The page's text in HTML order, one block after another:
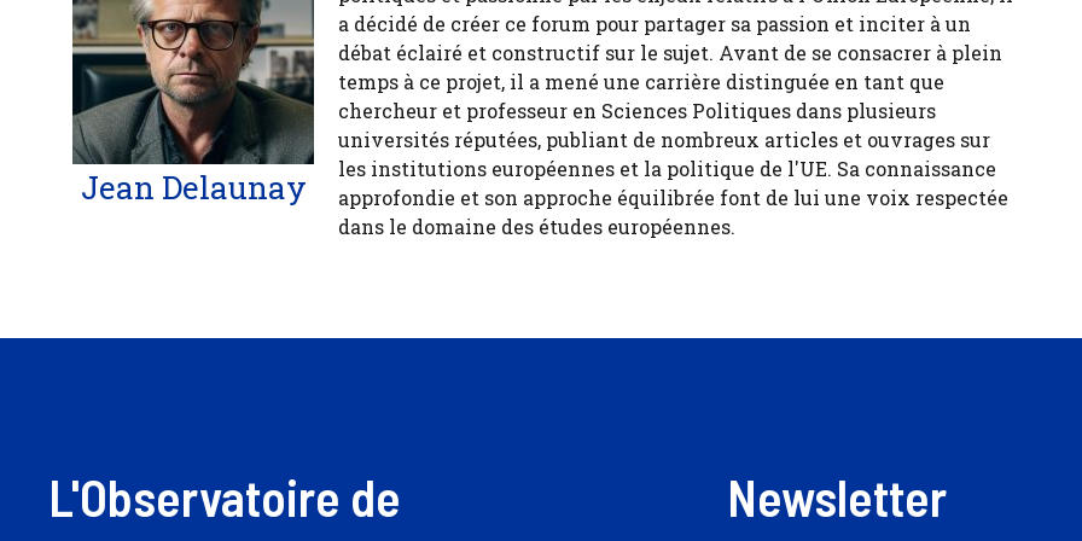
Jean Delaunay
a décidé de créer ce forum pour partager sa passion et inciter à un
débat éclairé et constructif sur le sujet. Avant de se consacrer à plein
temps à ce projet, il a mené une carrière distinguée en tant que
chercheur et professeur en Sciences Politiques dans plusieurs
universités réputées, publiant de nombreux articles et ouvrages sur
les institutions européennes et la politique de l'UE. Sa connaissance
approfondie et son approche équilibrée font de lui une voix respectée
dans le domaine des études européennes.
L'Observatoire de Newsletter